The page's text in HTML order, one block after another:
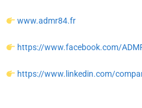
www.admr84.fr
https://www.facebook.com/
https://www.linkedin.com/